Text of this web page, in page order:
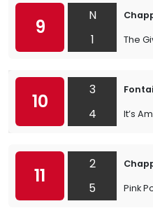
9
N
1
The
10
3
4
It’s
11
2
5
Pink